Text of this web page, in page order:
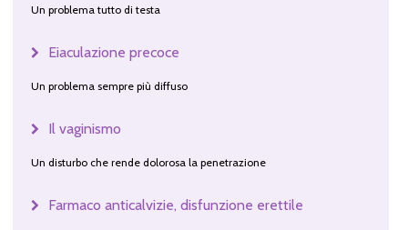
Un problema tutto di testa
Eiaculazione precoce
Un problema sempre più diffuso
Il vaginismo
Un disturbo che rende dolorosa la penetrazione
Farmaco anticalvizie, disfunzione erettile